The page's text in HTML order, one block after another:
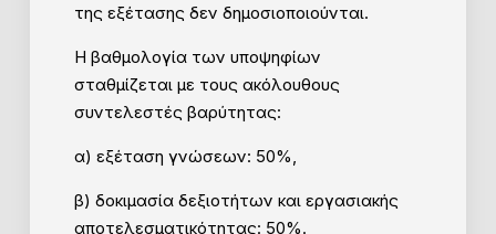
της εξέτασης δεν δημοσιοποιούνται.
Η βαθμολογία των υποψηφίων
σταθμίζεται με τους ακόλουθους
συντελεστές βαρύτητας:
α) εξέταση γνώσεων: 50%,
β) δοκιμασία δεξιοτήτων και εργασιακής
αποτελεσματικότητας: 50%.